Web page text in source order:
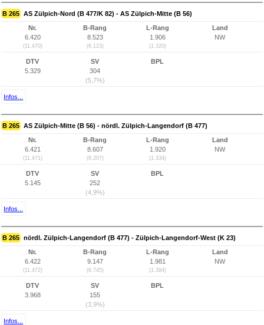
B 265 AS Zülpich-Nord (B 477/K 82) - AS Zülpich-Mitte (B 56)
Nr.
6.420
(11.470)
B-Rang
8.523
(6.123)
L-Rang
1.906
(1.320)
Land
NW
DTV
5.329
SV
304
(5,7%)
BPL
Infos...
B 265 AS Zülpich-Mitte (B 56) - nördl. Zülpich-Langendorf (B 477)
Nr.
6.421
(11.471)
B-Rang
8.607
(6.207)
L-Rang
1.920
(1.334)
Land
NW
DTV
5.145
SV
252
(4,9%)
BPL
Infos...
B 265 nördl. Zülpich-Langendorf (B 477) - Zülpich-Langendorf-West (K 23)
Nr.
6.422
(11.472)
B-Rang
9.147
(6.745)
L-Rang
1.981
(1.394)
Land
NW
DTV
3.968
SV
155
(3,9%)
BPL
Infos...